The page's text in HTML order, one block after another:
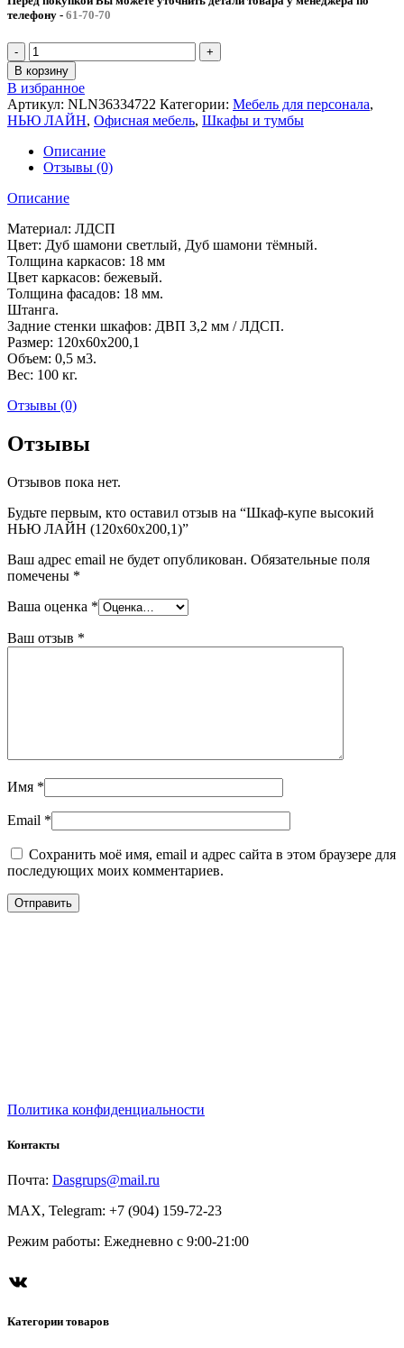
телефону - 61-70-70
В корзину
В избранное
Артикул: NLN36334722 Категории: Мебель для персонала,
НЬЮ ЛАЙН, Офисная мебель, Шкафы и тумбы
Описание
Отзывы (0)
Описание
Материал: ЛДСП
Цвет: Дуб шамони светлый, Дуб шамони тёмный.
Толщина каркасов: 18 мм
Цвет каркасов: бежевый.
Толщина фасадов: 18 мм.
Штанга.
Задние стенки шкафов: ДВП 3,2 мм / ЛДСП.
Размер: 120x60x200,1
Объем: 0,5 м3.
Вес: 100 кг.
Отзывы (0)
Отзывы
Отзывов пока нет.
Будьте первым, кто оставил отзыв на “Шкаф-купе высокий
НЬЮ ЛАЙН (120x60x200,1)”
Ваш адрес email не будет опубликован. Обязательные поля
помечены *
Ваша оценка *
Ваш отзыв *
Имя *
Email *
Сохранить моё имя, email и адрес сайта в этом браузере для
последующих моих комментариев.
Политика конфиденциальности
Контакты
Почта: Dasgrups@mail.ru
MAX, Telegram: +7 (904) 159-72-23
Режим работы: Ежедневно с 9:00-21:00
Категории товаров